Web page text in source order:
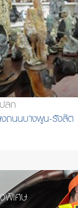
ลก
ถนนบางพูน-รังสิต
พิเศษ